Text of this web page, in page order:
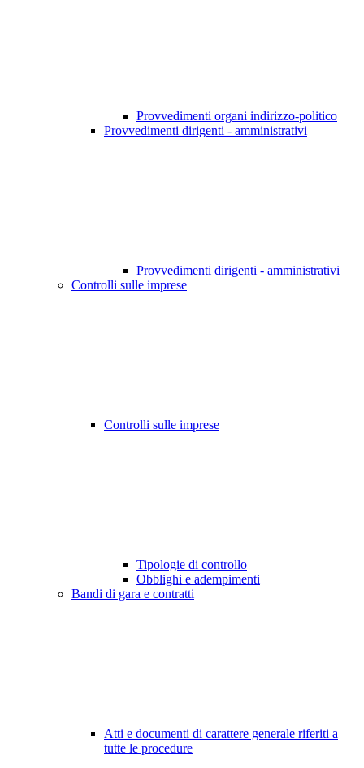
Provvedimenti organi indirizzo-politico
Provvedimenti dirigenti - amministrativi
Provvedimenti dirigenti - amministrativi
Controlli sulle imprese
Controlli sulle imprese
Tipologie di controllo
Obblighi e adempimenti
Bandi di gara e contratti
Atti e documenti di carattere generale riferiti a
tutte le procedure